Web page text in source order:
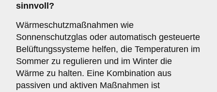
sinnvoll?
Wärmeschutzmaßnahmen wie
Sonnenschutzglas oder automatisch gesteuerte
Belüftungssysteme helfen, die Temperaturen im
Sommer zu regulieren und im Winter die
Wärme zu halten. Eine Kombination aus
passiven und aktiven Maßnahmen ist